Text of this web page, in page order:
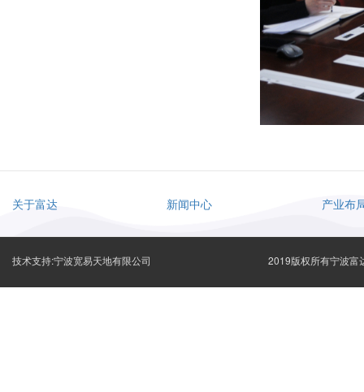
关于富达 新闻中心 产业布
技术支持:宁波宽易天地有限公司 2019版权所有宁波富